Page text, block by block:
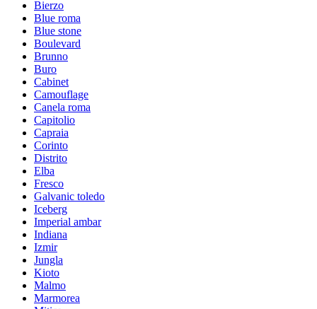
Bierzo
Blue roma
Blue stone
Boulevard
Brunno
Buro
Cabinet
Camouflage
Canela roma
Capitolio
Capraia
Corinto
Distrito
Elba
Fresco
Galvanic toledo
Iceberg
Imperial ambar
Indiana
Izmir
Jungla
Kioto
Malmo
Marmorea